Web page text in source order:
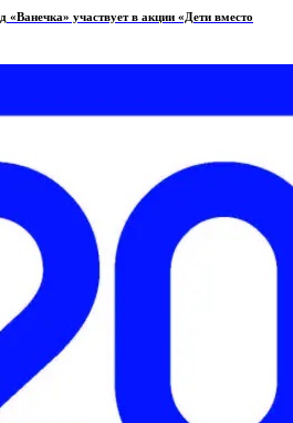
участвует в акции «Дети вместо